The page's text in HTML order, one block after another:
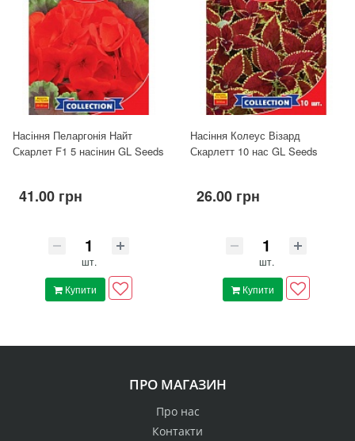
Насіння Пеларгонія Найт
Скарлет F1 5 насінин GL Seeds
41.00 грн
шт.
Купити
Насіння Колеус Візард
Скарлетт 10 нас GL Seeds
26.00 грн
шт.
Купити
ПРО МАГАЗИН
Про нас
Контакти